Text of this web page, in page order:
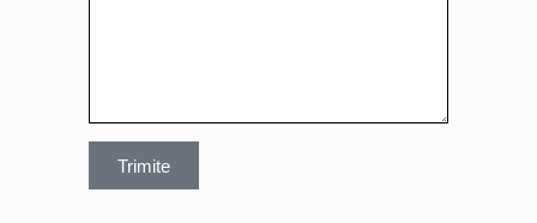
Trimite